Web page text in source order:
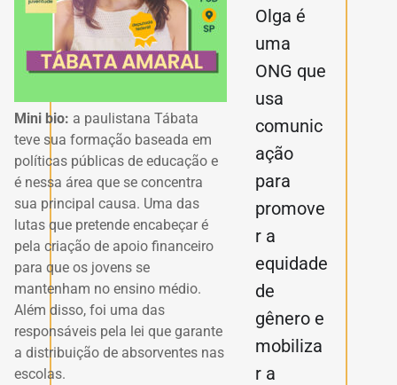
Mini bio: a paulistana Tábata
teve sua formação baseada em
políticas públicas de educação e
é nessa área que se concentra
sua principal causa. Uma das
lutas que pretende encabeçar é
pela criação de apoio financeiro
para que os jovens se
mantenham no ensino médio.
Além disso, foi uma das
responsáveis pela lei que garante
a distribuição de absorventes nas
escolas.
Olga é
uma
ONG que
usa
comunic
ação
para
promove
r a
equidade
de
gênero e
mobiliza
r a